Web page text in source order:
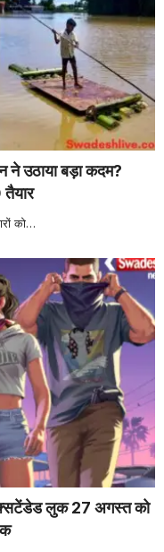
ने उठाया बड़ा कदम?
को…
लुक 27 अगस्त को